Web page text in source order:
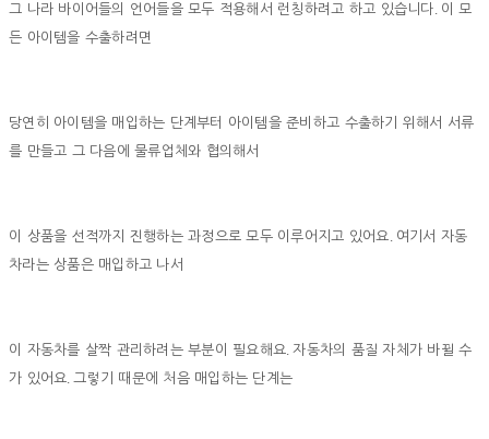
그 나라 바이어들의 언어들을 모두 적용해서 런칭하려고 하고 있습니다. 이 모
든 아이템을 수출하려면
당연히 아이템을 매입하는 단계부터 아이템을 준비하고 수출하기 위해서 서류
를 만들고 그 다음에 물류업체와 협의해서
이 상품을 선적까지 진행하는 과정으로 모두 이루어지고 있어요. 여기서 자동
차라는 상품은 매입하고 나서
이 자동차를 살짝 관리하려는 부분이 필요해요.자동차의 품질 자체가 바뀔 수
가 있어요.그렇기 때문에 처음 매입하는 단계는